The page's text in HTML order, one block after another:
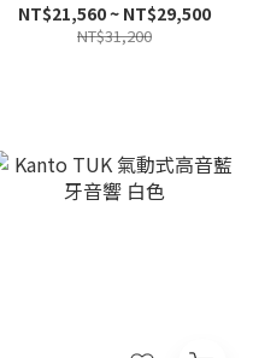
NT$21,560 ~ NT$29,500
NT$31,200